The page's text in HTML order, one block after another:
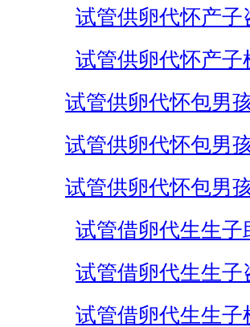
试管供卵代怀产子
试管供卵代怀产子
试管供卵代怀包男
试管供卵代怀包男
试管供卵代怀包男
试管借卵代生生子
试管借卵代生生子
试管借卵代生生子